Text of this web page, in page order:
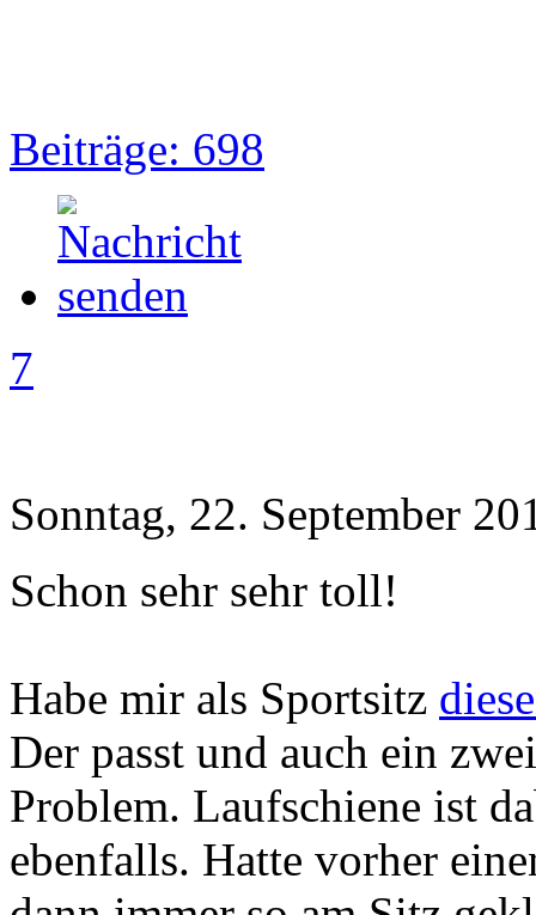
Beiträge: 698
7
Sonntag, 22. September
Schon sehr sehr toll!
Habe mir als Sportsitz
Der passt und auch ein
Problem. Laufschiene ist
ebenfalls. Hatte vorher